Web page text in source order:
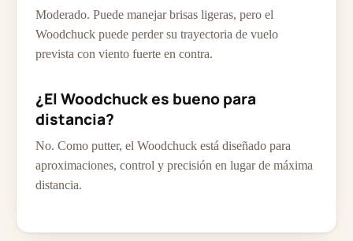
Moderado. Puede manejar brisas ligeras, pero el
Woodchuck puede perder su trayectoria de vuelo
prevista con viento fuerte en contra.
¿El Woodchuck es bueno para
distancia?
No. Como putter, el Woodchuck está diseñado para
aproximaciones, control y precisión en lugar de máxima
distancia.